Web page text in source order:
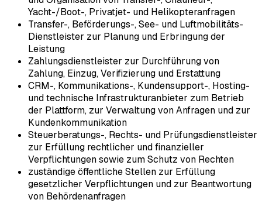
Yacht-/Boot-, Privatjet- und Helikopteranfragen
Transfer-, Beförderungs-, See- und Luftmobilitäts-
Dienstleister zur Planung und Erbringung der
Leistung
Zahlungsdienstleister zur Durchführung von
Zahlung, Einzug, Verifizierung und Erstattung
CRM-, Kommunikations-, Kundensupport-, Hosting-
und technische Infrastrukturanbieter zum Betrieb
der Plattform, zur Verwaltung von Anfragen und zur
Kundenkommunikation
Steuerberatungs-, Rechts- und Prüfungsdienstleister
zur Erfüllung rechtlicher und finanzieller
Verpflichtungen sowie zum Schutz von Rechten
zuständige öffentliche Stellen zur Erfüllung
gesetzlicher Verpflichtungen und zur Beantwortung
von Behördenanfragen